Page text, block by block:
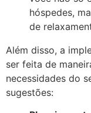
hóspedes,
de
Além disso, a
ser feita de
necessidades do
sugestões: